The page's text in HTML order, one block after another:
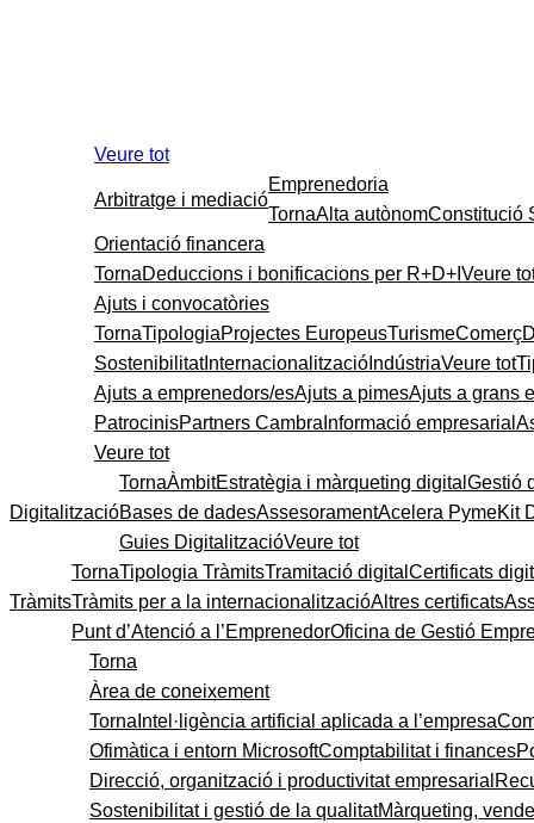
Veure tot
Arbitratge i mediació
Emprenedoria
TornaAlta autònomConstitució
Orientació financera
TornaDeduccions i bonificacions per R+D+I Veure
Ajuts i convocatòries
TornaTipologiaProjectes EuropeusTurismeComerç
SostenibilitatInternacionalització IndústriaVeure tot
Ajuts a emprenedors/esAjuts a pimesAjuts a grans
PatrocinisPartners Cambra Informació empresarial
Veure tot
Digitalització
TornaÀmbitEstratègia i màrqueting digital Gestió
Bases de dadesAssesoramentAcelera PymeKit
Guies DigitalitzacióVeure tot
Tràmits
TornaTipologia TràmitsTramitació digital Certificats
Tràmits per a la internacionalitzacióAltres certificats
Punt d’Atenció a l’EmprenedorOficina de Gestió
Torna
Àrea de coneixement
Torna Intel·ligència artificial aplicada a l’empresa
Ofimàtica i entorn MicrosoftComptabilitat i finances
Direcció, organització i productivitat empresarial
Sostenibilitat i gestió de la qualitatMàrqueting,